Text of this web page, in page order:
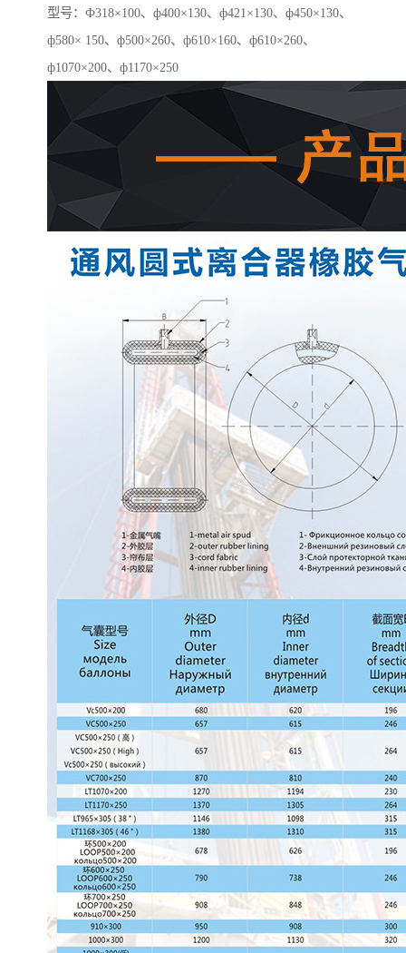
型号：Ф318×100、ф400×130、ф421×130、ф450×130、
ф580× 150、ф500×260、ф610×160、ф610×260、
ф1070×200、ф1170×250